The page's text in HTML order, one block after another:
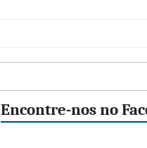
Encontre-nos no